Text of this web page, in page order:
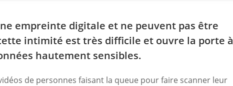
empreinte digitale et ne peuvent pas être
intimité est très difficile et ouvre la porte à
hautement sensibles.
de personnes faisant la queue pour faire scanner leur